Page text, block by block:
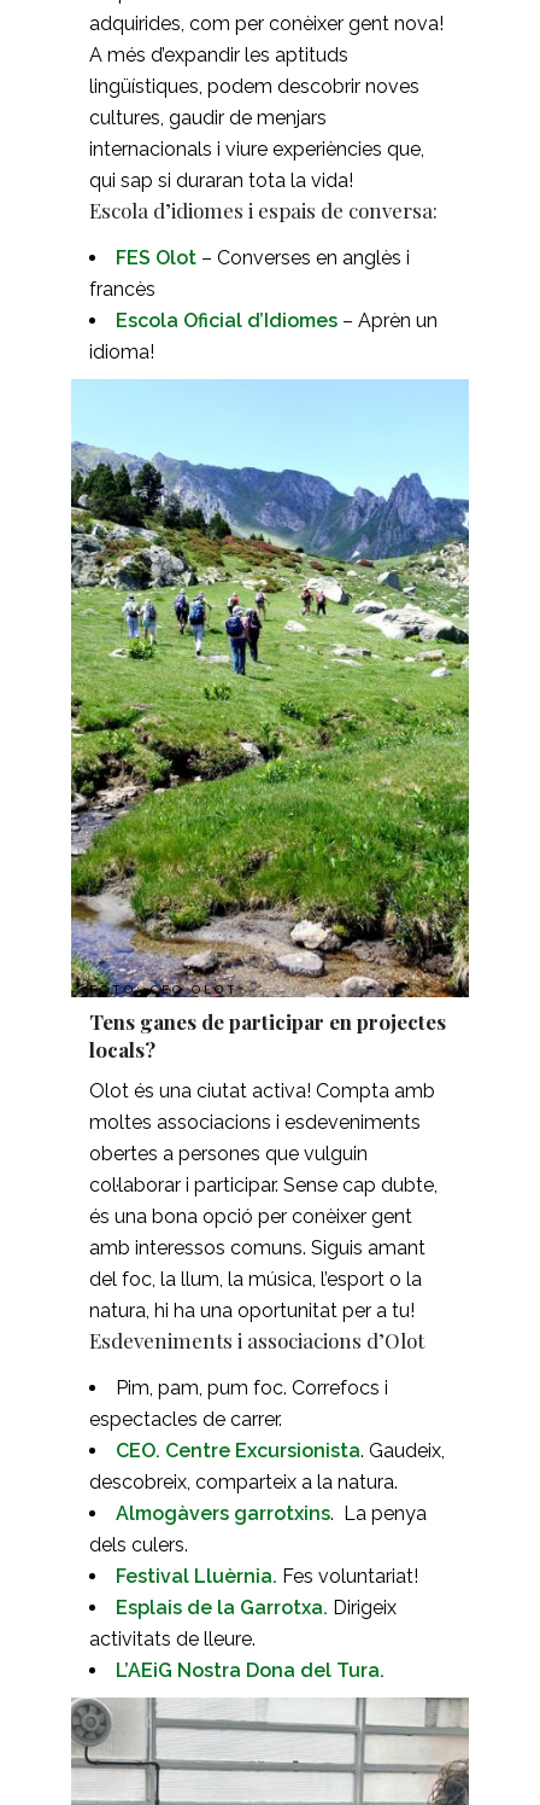
adquirides, com per conèixer gent nova!
A més d’expandir les aptituds
lingüístiques, podem descobrir noves
cultures, gaudir de menjars
internacionals i viure experiències que,
qui sap si duraran tota la vida!
Escola d’idiomes i espais de conversa:
FES Olot – Converses en anglès i
francès
Escola Oficial d’Idiomes – Aprèn un
idioma!
FOTO: CEO OLOT
Tens ganes de participar en projectes
locals?
Olot és una ciutat activa! Compta amb
moltes associacions i esdeveniments
obertes a persones que vulguin
col·laborar i participar. Sense cap dubte,
és una bona opció per conèixer gent
amb interessos comuns. Siguis amant
del foc, la llum, la música, l’esport o la
natura, hi ha una oportunitat per a tu!
Esdeveniments i associacions d’Olot
Pim, pam, pum foc. Correfocs i
espectacles de carrer.
CEO. Centre Excursionista. Gaudeix,
descobreix, comparteix a la natura.
Almogàvers garrotxins. La penya
dels culers.
Festival Lluèrnia. Fes voluntariat!
Esplais de la Garrotxa. Dirigeix
activitats de lleure.
L’AEiG Nostra Dona del Tura.